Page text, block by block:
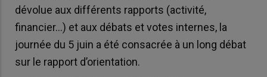
dévolue aux différents rapports (activité,
financier…) et aux débats et votes internes, la
journée du 5 juin a été consacrée à un long débat
sur le rapport d’orientation.